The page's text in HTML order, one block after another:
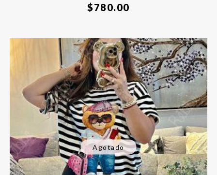
$780.00
Agotado